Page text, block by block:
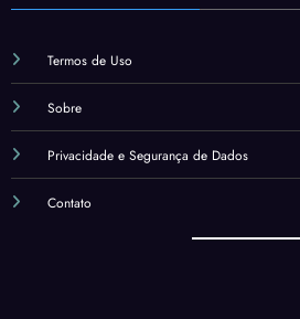
Termos de Uso
Sobre
Privacidade e Segurança de Dados
Contato